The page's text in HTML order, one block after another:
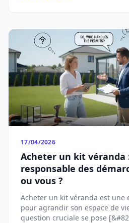
17/04/2026
Acheter un kit véranda
responsable des
ou vous ?
Acheter un kit véranda est une
pour agrandir son espace de
question cruciale se pose